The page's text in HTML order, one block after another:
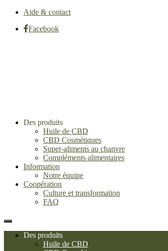
Aide & contact
Facebook
Des produits
Huile de CBD
CBD Cosmétiques
Super-aliments au chanvre
Compléments alimentaires
Information
Notre équipe
Coopération
Culture et transformation
FAQ
Des produits
Huile de CBD